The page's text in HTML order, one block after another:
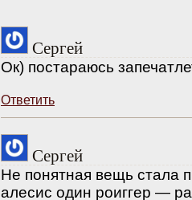
Сергей
Ок) постараюсь
Ответить
Сергей
Не понятная вещь стала
алесис один роиггер —